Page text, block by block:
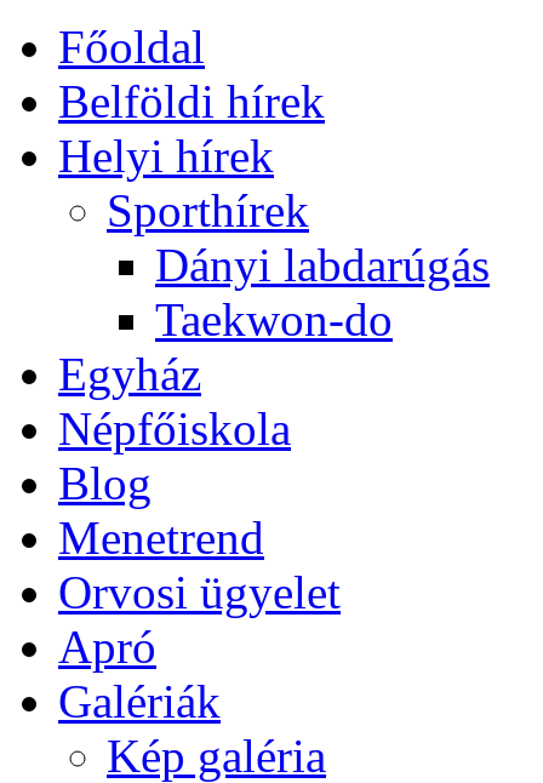
Főoldal
Belföldi hírek
Helyi hírek
Sporthírek
Dányi labdarúgás
Taekwon-do
Egyház
Népfőiskola
Blog
Menetrend
Orvosi ügyelet
Apró
Galériák
Kép galéria